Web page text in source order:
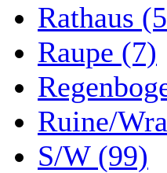
Rathaus
Raupe (7)
Ruine/
S/W (99)